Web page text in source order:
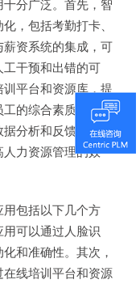
分广泛。首先，智
，包括考勤打卡、
资系统的集成，可
干预和出错的可
平台和资源库，提
的综合素质和工作
分析和反馈，对员
力资源管理的效
包括以下几个方
可以通过人脸识
和准确性。其次，
线培训平台和资源